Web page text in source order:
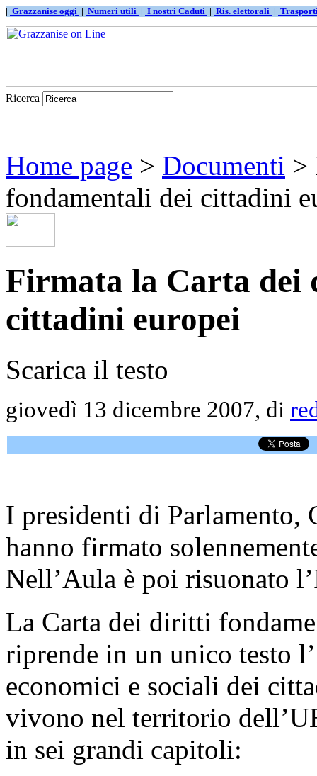
| Grazzanise oggi | Numeri utili | I nostri Caduti | Ris. elettorali |
Ricerca
Home page > Documenti >
fondamentali dei cittadini
Firmata la Carta
cittadini europei
Scarica il testo
giovedì 13 dicembre 2007, di
I presidenti di Parlamento,
hanno firmato
Nell’Aula è poi risuonato
La Carta dei diritti
riprende in un unico testo
economici e sociali dei
vivono nel territorio
in sei grandi capitoli: